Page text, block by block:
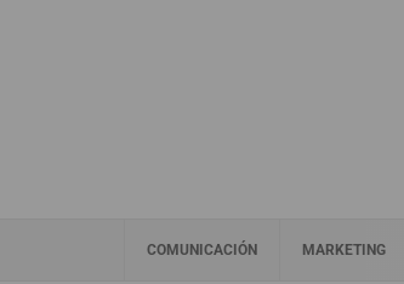
COMUNICACIÓN MARKETING